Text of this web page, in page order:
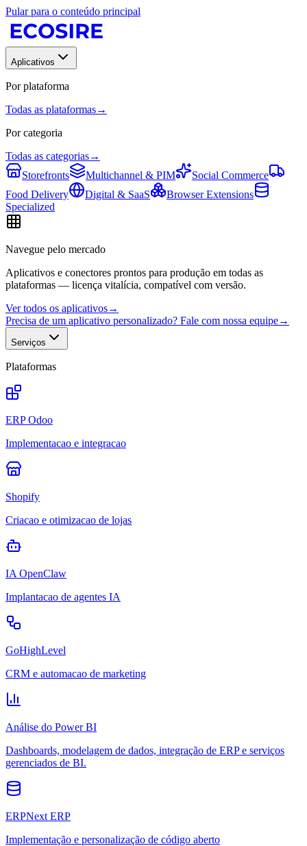
Pular para o conteúdo principal
Aplicativos
Por plataforma
Todas as plataformas→
Por categoria
Todas as categorias→
Storefronts
Multichannel & PIM
Social Commerce
Food Delivery
Digital & SaaS
Browser Extensions
Specialized
Navegue pelo mercado
Aplicativos e conectores prontos para produção em todas as
plataformas — licença vitalícia, compatível com versão.
Ver todos os aplicativos→
Precisa de um aplicativo personalizado? Fale com nossa equipe→
Serviços
Plataformas
ERP Odoo
Implementacao e integracao
Shopify
Criacao e otimizacao de lojas
IA OpenClaw
Implantacao de agentes IA
GoHighLevel
CRM e automacao de marketing
Análise do Power BI
Dashboards, modelagem de dados, integração de ERP e serviços
gerenciados de BI.
ERPNext ERP
Implementação e personalização de código aberto